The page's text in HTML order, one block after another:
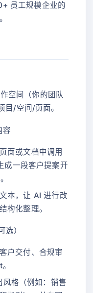
员工规模企业的
空间（你的团队
目/空间/页面。
容
面或文档中调用
成一段客户提案开
本，让 AI 进行改
构化整理。
）
户交付、合规审
格（例如：销售